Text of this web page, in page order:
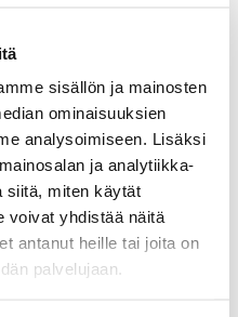
sisällön ja mainosten
ominaisuuksien
analysoimiseen. Lisäksi
ja analytiikka-
siitä, miten käytät
voivat yhdistää näitä
antanut heille tai joita on
palvelujaan.